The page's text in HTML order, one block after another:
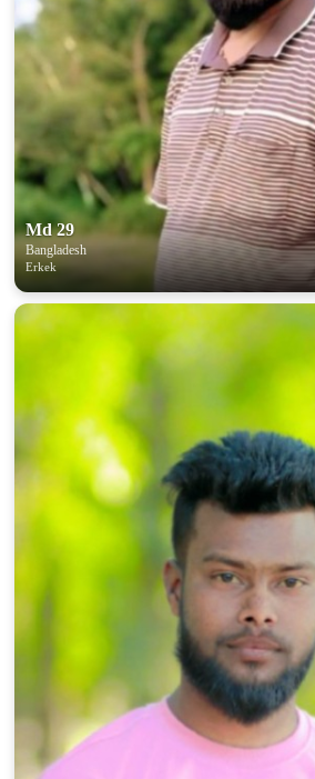
Md 29
Bangladesh
Erkek